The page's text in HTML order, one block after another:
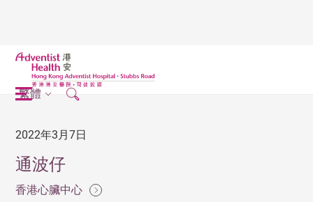
繁體
2022年3月7日
通波仔
香港心臟中心